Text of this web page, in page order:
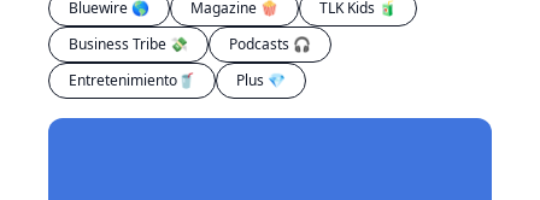
Bluewire 🌎
Magazine 🍿
TLK Kids 🧃
Business Tribe 💸
Podcasts 🎧
Entretenimiento🥤
Plus 💎